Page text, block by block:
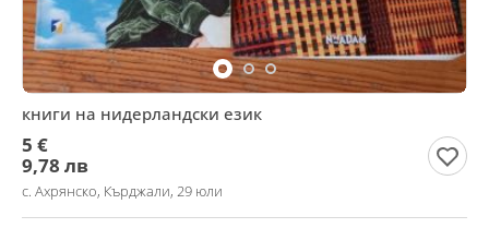
книги на нидерландски език
5 €
9,78 лв
с. Ахрянско, Кърджали, 29 юли